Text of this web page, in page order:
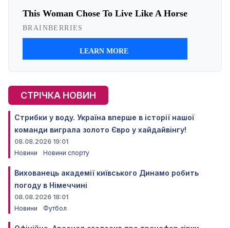
СТРІЧКА НОВИН
Стрибки у воду. Україна вперше в історії нашої
команди виграла золото Євро у хайдайвінгу!
08.08.2026 19:01
Новини
Новини спорту
Вихованець академії київського Динамо робить
погоду в Німеччині
08.08.2026 18:01
Новини
Футбол